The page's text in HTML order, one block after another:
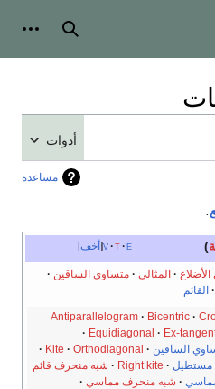
بحث
أدوات
مساعدة
أخف v t e )
المثالي
متساوي الساقين
القائم
Antiparallelogram Bicentric
Equidiagonal
Ex-
الساقين
Kite
Orthodiagonal
مستطيل Right kite
شبه منحرف قائم
شبه منحرف مماسي